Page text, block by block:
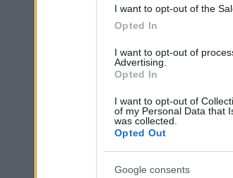
I want to opt-out of the
Opted In
I want to opt-out of
Advertising.
Opted In
I want to opt-out of
of my Personal Data that
was collected.
Opted Out
Google consents